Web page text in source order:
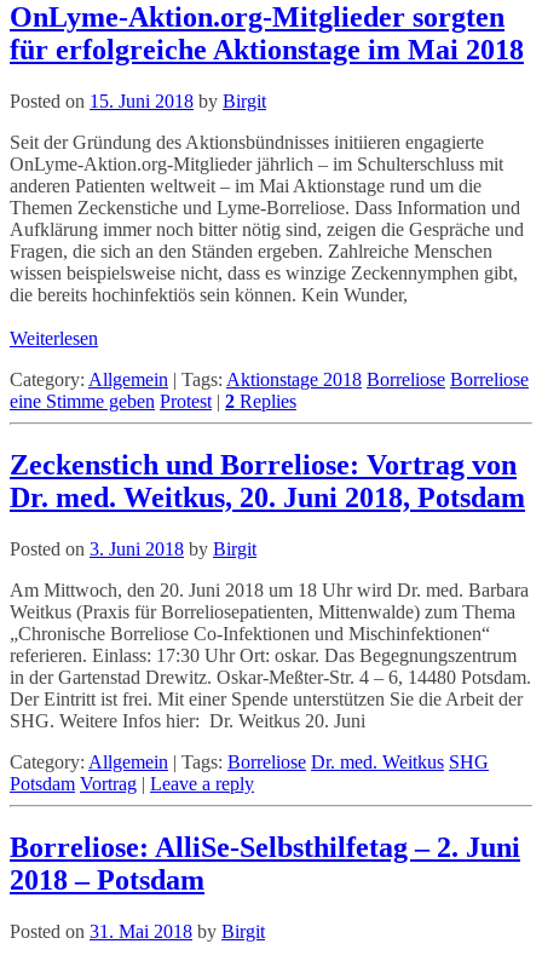
OnLyme-Aktion.org-Mitglieder sorgten
für erfolgreiche Aktionstage im Mai 2018
Posted on 15. Juni 2018 by Birgit
Seit der Gründung des Aktionsbündnisses initiieren engagierte
OnLyme-Aktion.org-Mitglieder jährlich – im Schulterschluss mit
anderen Patienten weltweit – im Mai Aktionstage rund um die
Themen Zeckenstiche und Lyme-Borreliose. Dass Information und
Aufklärung immer noch bitter nötig sind, zeigen die Gespräche und
Fragen, die sich an den Ständen ergeben. Zahlreiche Menschen
wissen beispielsweise nicht, dass es winzige Zeckennymphen gibt,
die bereits hochinfektiös sein können. Kein Wunder,
Weiterlesen
Category: Allgemein | Tags: Aktionstage 2018 Borreliose Borreliose
eine Stimme geben Protest | 2 Replies
Zeckenstich und Borreliose: Vortrag von
Dr. med. Weitkus, 20. Juni 2018, Potsdam
Posted on 3. Juni 2018 by Birgit
Am Mittwoch, den 20. Juni 2018 um 18 Uhr wird Dr. med. Barbara
Weitkus (Praxis für Borreliosepatienten, Mittenwalde) zum Thema
„Chronische Borreliose Co-Infektionen und Mischinfektionen“
referieren. Einlass: 17:30 Uhr Ort: oskar. Das Begegnungszentrum
in der Gartenstad Drewitz. Oskar-Meßter-Str. 4 – 6, 14480 Potsdam.
Der Eintritt ist frei. Mit einer Spende unterstützen Sie die Arbeit der
SHG. Weitere Infos hier: Dr. Weitkus 20. Juni
Category: Allgemein | Tags: Borreliose Dr. med. Weitkus SHG
Potsdam Vortrag | Leave a reply
Borreliose: AlliSe-Selbsthilfetag – 2. Juni
2018 – Potsdam
Posted on 31. Mai 2018 by Birgit